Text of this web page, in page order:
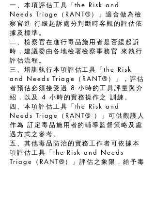
一、本項評估工具「the Risk and
Needs Triage（RANT®）」適合做為檢
察官進 行緩起訴處分判斷時客觀的評估依
據及標準。
二、檢察官在進行毒品施用者是否緩起訴
時，建議委由各地檢署檢察事務官 來執行
評估流程。
三、培訓執行本項評估工具「the Risk
and Needs Triage（RANT®）」，評估
者預估必須接受過 8 小時的工具評量與介
紹，以及 4 小時的實務操作之 訓練。
四、本項評估工具「the Risk and
Needs Triage（RANT® ）」可供觀護人
作為 訂定毒品施用者的輔導監督策略及處
遇方式之參考。
五、其他毒品防治的實務工作者可依據本
項評估工具「the Risk and Needs
Triage（RANT®）」評估之象限，給予毒